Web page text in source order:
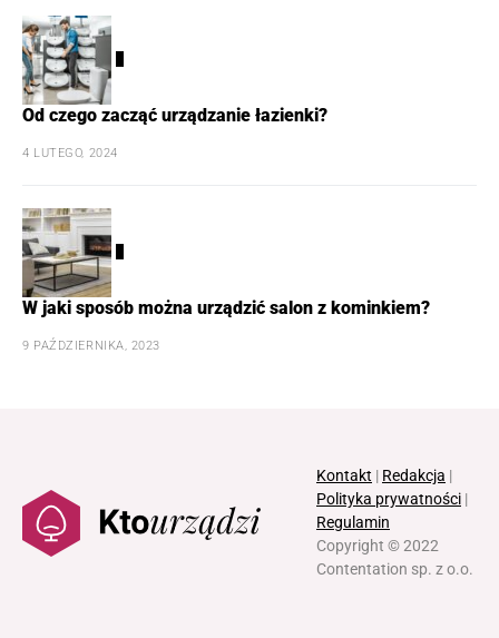
Od czego zacząć urządzanie łazienki?
4 LUTEGO, 2024
W jaki sposób można urządzić salon z kominkiem?
9 PAŹDZIERNIKA, 2023
Kontakt | Redakcja |
Polityka prywatności |
Regulamin
Copyright © 2022
Contentation sp. z o.o.